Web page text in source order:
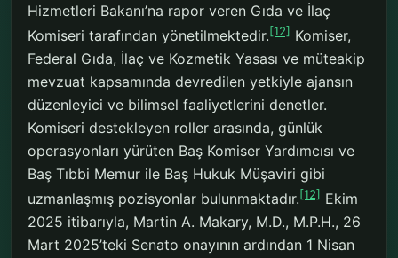
Hizmetleri Bakanı’na rapor veren Gıda ve İlaç
Komiseri tarafından yönetilmektedir.[12] Komiser,
Federal Gıda, İlaç ve Kozmetik Yasası ve müteakip
mevzuat kapsamında devredilen yetkiyle ajansın
düzenleyici ve bilimsel faaliyetlerini denetler.
Komiseri destekleyen roller arasında, günlük
operasyonları yürüten Baş Komiser Yardımcısı ve
Baş Tıbbi Memur ile Baş Hukuk Müşaviri gibi
uzmanlaşmış pozisyonlar bulunmaktadır.[12] Ekim
2025 itibarıyla, Martin A. Makary, M.D., M.P.H., 26
Mart 2025’teki Senato onayının ardından 1 Nisan